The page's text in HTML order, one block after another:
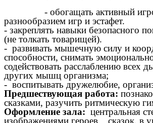
- обогащать активный
разнообразием игр и эстафет.
- закреплять навыки безопасного
(не толкать товарищей).
- развивать мышечную силу и
способности, снимать
содействовать расслаблению всех
других мышц организма;
- воспитывать дружелюбие,
Предшествующая работа:
сказками, разучить ритмическую
Оформление зала: центральная
изображениями героев сказок, в